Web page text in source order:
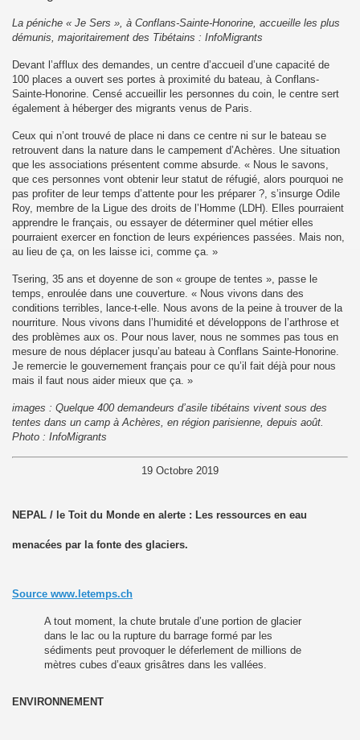
La péniche « Je Sers », à Conflans-Sainte-Honorine, accueille les plus
démunis, majoritairement des Tibétains : InfoMigrants
Devant l’afflux des demandes, un centre d’accueil d’une capacité de
100 places a ouvert ses portes à proximité du bateau, à Conflans-
Sainte-Honorine. Censé accueillir les personnes du coin, le centre sert
également à héberger des migrants venus de Paris.
Ceux qui n’ont trouvé de place ni dans ce centre ni sur le bateau se
retrouvent dans la nature dans le campement d’Achères. Une situation
que les associations présentent comme absurde. « Nous le savons,
que ces personnes vont obtenir leur statut de réfugié, alors pourquoi ne
pas profiter de leur temps d’attente pour les préparer ?, s’insurge Odile
Roy, membre de la Ligue des droits de l’Homme (LDH). Elles pourraient
apprendre le français, ou essayer de déterminer quel métier elles
pourraient exercer en fonction de leurs expériences passées. Mais non,
au lieu de ça, on les laisse ici, comme ça. »
Tsering, 35 ans et doyenne de son « groupe de tentes », passe le
temps, enroulée dans une couverture. « Nous vivons dans des
conditions terribles, lance-t-elle. Nous avons de la peine à trouver de la
nourriture. Nous vivons dans l’humidité et développons de l’arthrose et
des problèmes aux os. Pour nous laver, nous ne sommes pas tous en
mesure de nous déplacer jusqu’au bateau à Conflans Sainte-Honorine.
Je remercie le gouvernement français pour ce qu’il fait déjà pour nous
mais il faut nous aider mieux que ça. »
images : Quelque 400 demandeurs d’asile tibétains vivent sous des
tentes dans un camp à Achères, en région parisienne, depuis août.
Photo : InfoMigrants
19 Octobre 2019
NEPAL / le Toit du Monde en alerte : Les ressources en eau
menacées par la fonte des glaciers.
Source www.letemps.ch
A tout moment, la chute brutale d’une portion de glacier
dans le lac ou la rupture du barrage formé par les
sédiments peut provoquer le déferlement de millions de
mètres cubes d’eaux grisâtres dans les vallées.
ENVIRONNEMENT
l'Homme.